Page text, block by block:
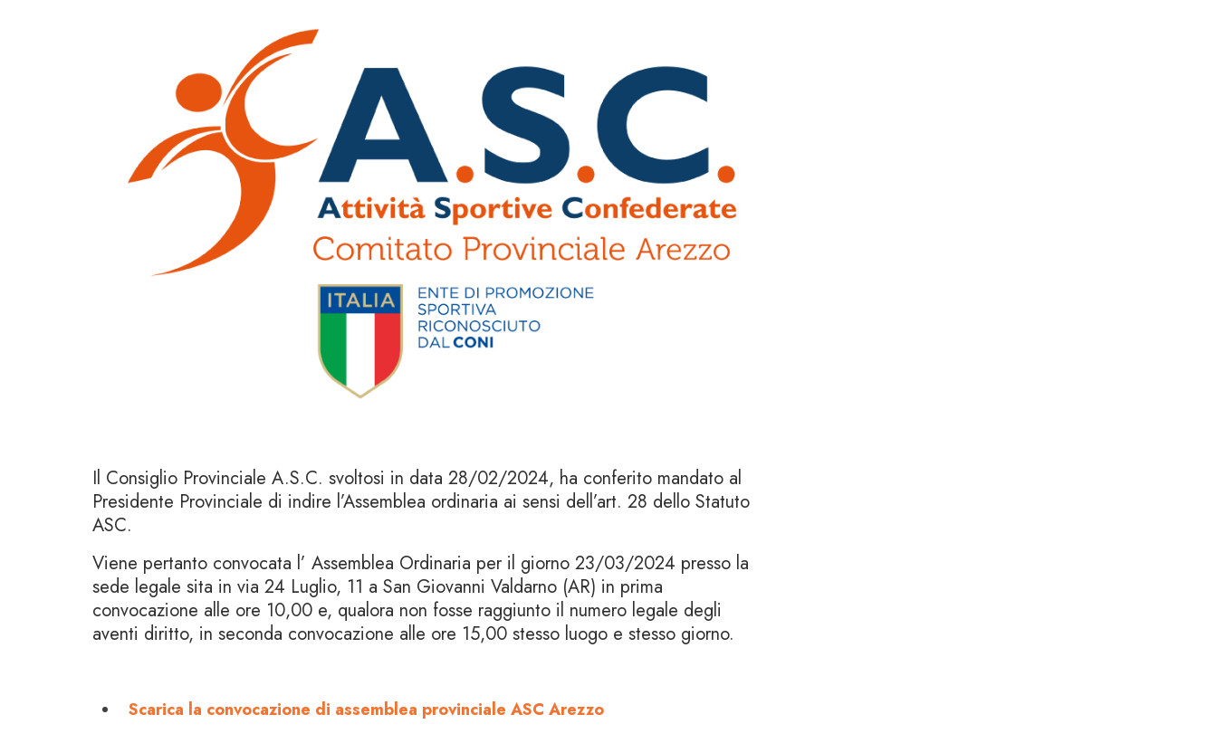
Il Consiglio Provinciale A.S.C. svoltosi in data 28/02/2024, ha conferito mandato al
Presidente Provinciale di indire l’Assemblea ordinaria ai sensi dell’art. 28 dello Statuto
ASC.
Viene pertanto convocata l’ Assemblea Ordinaria per il giorno 23/03/2024 presso la
sede legale sita in via 24 Luglio, 11 a San Giovanni Valdarno (AR) in prima
convocazione alle ore 10,00 e, qualora non fosse raggiunto il numero legale degli
aventi diritto, in seconda convocazione alle ore 15,00 stesso luogo e stesso giorno.
Scarica la convocazione di assemblea provinciale ASC Arezzo